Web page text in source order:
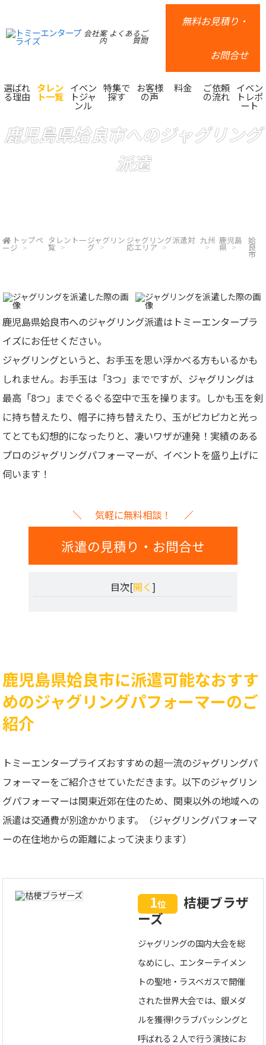
会社案
内
よくあるご
質問
無料お見積り・
お問合せ
選ばれ
る理由
タレン
ト一覧
イベン
トジャ
ンル
特集で
探す
お客様
の声
料金 ご依頼
の流れ
イベン
トレポ
ート
鹿児島県姶良市へのジャグリング
派遣
トップペ
ージ
タレント一
覧
ジャグリン
グ
ジャグリング派遣対
応エリア
九州 鹿児島
県
姶
良
市
鹿児島県姶良市へのジャグリング派遣はトミーエンタープラ
イズにお任せください。
ジャグリングというと、お手玉を思い浮かべる方もいるかも
しれません。お手玉は「3つ」までですが、ジャグリングは
最高「8つ」までぐるぐる空中で玉を操ります。しかも玉を剣
に持ち替えたり、帽子に持ち替えたり、玉がピカピカと光っ
てとても幻想的になったりと、凄いワザが連発！ 実績のある
プロのジャグリングパフォーマーが、イベントを盛り上げに
伺います！
気軽に無料相談！
派遣の見積り・お問合せ
目次[開く ]
鹿児島県姶良市に派遣可能なおすす
めのジャグリングパフォーマーのご
紹介
トミーエンタープライズおすすめの超一流のジャグリングパ
フォーマーをご紹介させていただきます。以下のジャグリン
グパフォーマーは関東近郊在住のため、関東以外の地域への
派遣は交通費が別途かかります。（ジャグリングパフォーマ
ーの在住地からの距離によって決まります）
1位
桔梗ブラザ
ーズ
ジャグリングの国内大会を総
なめにし、エンターテイメン
トの聖地・ラスベガスで開催
された世界大会では、銀メダ
ルを獲得!クラブパッシングと
呼ばれる２人で行う演技にお